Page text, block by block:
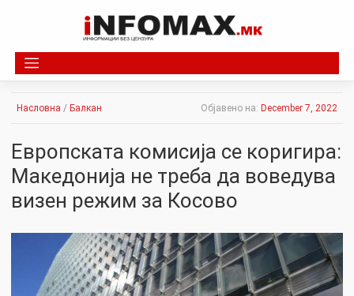
Насловна / Балкан Објавено на: December 7, 2022
Европската комисија се коригира:
Македонија не треба да воведува
визен режим за Косово